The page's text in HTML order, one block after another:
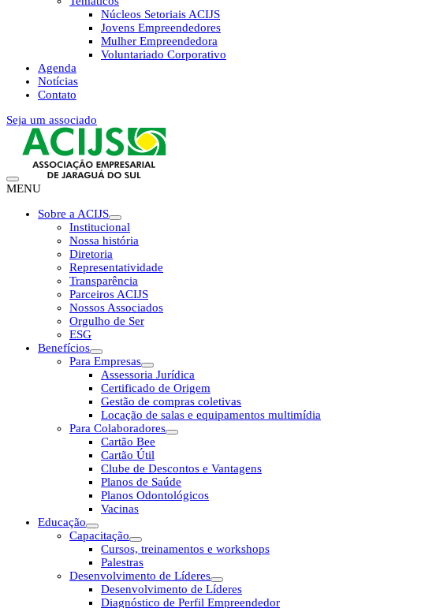
Núcleos Setoriais ACIJS
Jovens Empreendedores
Mulher Empreendedora
Voluntariado Corporativo
Agenda
Notícias
Contato
Seja um associado
MENU
Sobre a ACIJS
Institucional
Nossa história
Diretoria
Representatividade
Transparência
Parceiros ACIJS
Nossos Associados
Orgulho de Ser
ESG
Benefícios
Para Empresas
Assessoria Jurídica
Certificado de Origem
Gestão de compras coletivas
Locação de salas e equipamentos multimídia
Para Colaboradores
Cartão Bee
Cartão Útil
Clube de Descontos e Vantagens
Planos de Saúde
Planos Odontológicos
Vacinas
Educação
Capacitação
Cursos, treinamentos e workshops
Palestras
Desenvolvimento de Líderes
Desenvolvimento de Líderes
Diagnóstico de Perfil Empreendedor